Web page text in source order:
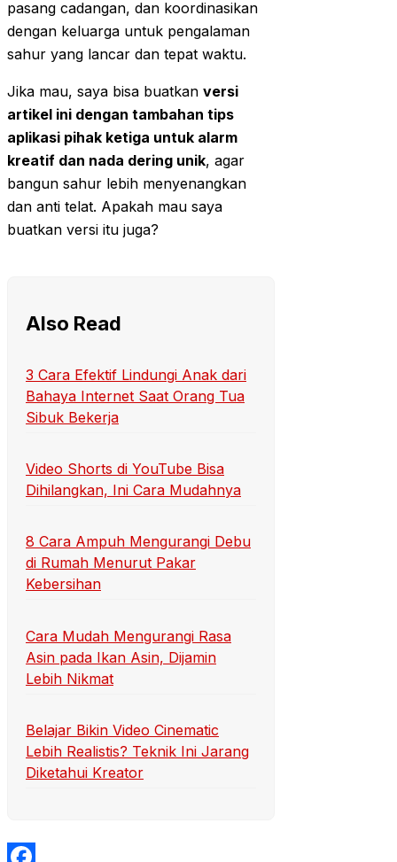
pasang cadangan, dan koordinasikan
dengan keluarga untuk pengalaman
sahur yang lancar dan tepat waktu.
Jika mau, saya bisa buatkan versi
artikel ini dengan tambahan tips
aplikasi pihak ketiga untuk alarm
kreatif dan nada dering unik, agar
bangun sahur lebih menyenangkan
dan anti telat. Apakah mau saya
buatkan versi itu juga?
Also Read
3 Cara Efektif Lindungi Anak dari
Bahaya Internet Saat Orang Tua
Sibuk Bekerja
Video Shorts di YouTube Bisa
Dihilangkan, Ini Cara Mudahnya
8 Cara Ampuh Mengurangi Debu
di Rumah Menurut Pakar
Kebersihan
Cara Mudah Mengurangi Rasa
Asin pada Ikan Asin, Dijamin
Lebih Nikmat
Belajar Bikin Video Cinematic
Lebih Realistis? Teknik Ini Jarang
Diketahui Kreator